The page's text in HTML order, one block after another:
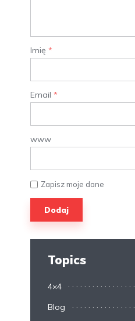
Imię *
Email *
www
Zapisz moje dane
Topics
4×4
Blog